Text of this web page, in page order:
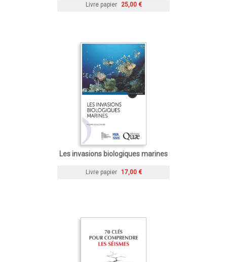
Livre papier 25,00 €
Les invasions biologiques marines
Livre papier 17,00 €